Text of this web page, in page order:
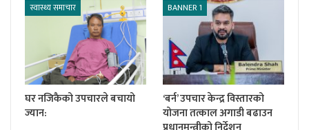
स्वास्थ्य समाचार
घर नजिकैको उपचारले बचायो
ज्यान:
BANNER 1
‘बर्न’ उपचार केन्द्र विस्तारको
योजना तत्काल अगाडी बढाउन